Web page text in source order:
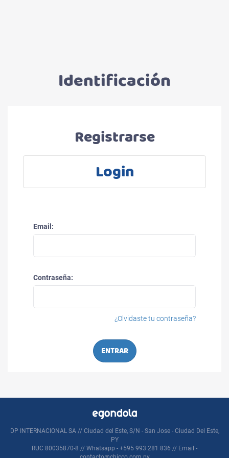
Identificación
Registrarse
Login
Email:
Contraseña:
¿Olvidaste tu contraseña?
ENTRAR
DP INTERNACIONAL SA // Ciudad del Este, S/N - San Jose - Ciudad Del Este,
PY
RUC 80035870-8 // Whatsapp - +595 993 281 836 // Email -